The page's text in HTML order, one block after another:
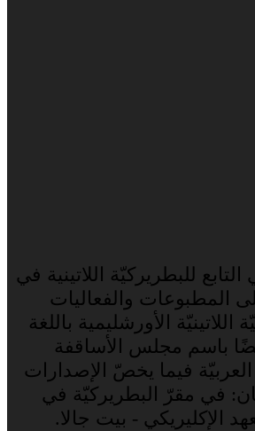
للبطريركيّة اللاتينية في
المطبوعات والفعاليات
اللاتينيّة الأورشليمية باللغة
باسم مجلس الأساقفة
العربيّة فيما يخصّ الإصدارات
في مقرّ البطريركيّة في
الإكليريكي - بيت جالا.